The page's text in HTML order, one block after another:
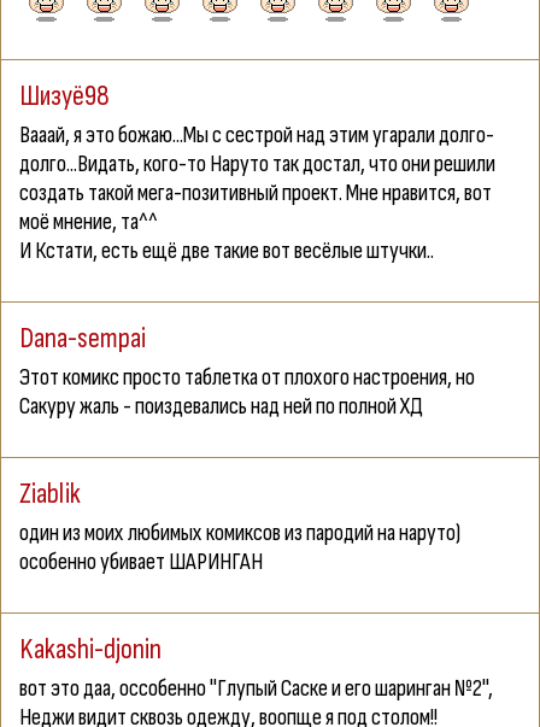
Шизуё98
Вааай, я это божаю...Мы с сестрой над этим угарали долго-
долго...Видать, кого-то Наруто так достал, что они решили
создать такой мега-позитивный проект. Мне нравится, вот
моё мнение, та^^
И Кстати, есть ещё две такие вот весёлые штучки..
Dana-sempai
Этот комикс просто таблетка от плохого настроения, но
Сакуру жаль - поиздевались над ней по полной ХД
Ziablik
один из моих любимых комиксов из пародий на наруто)
особенно убивает ШАРИНГАН
Kakashi-djonin
вот это даа, оссобенно "Глупый Саске и его шаринган №2",
Неджи видит сквозь одежду, воопще я под столом!!